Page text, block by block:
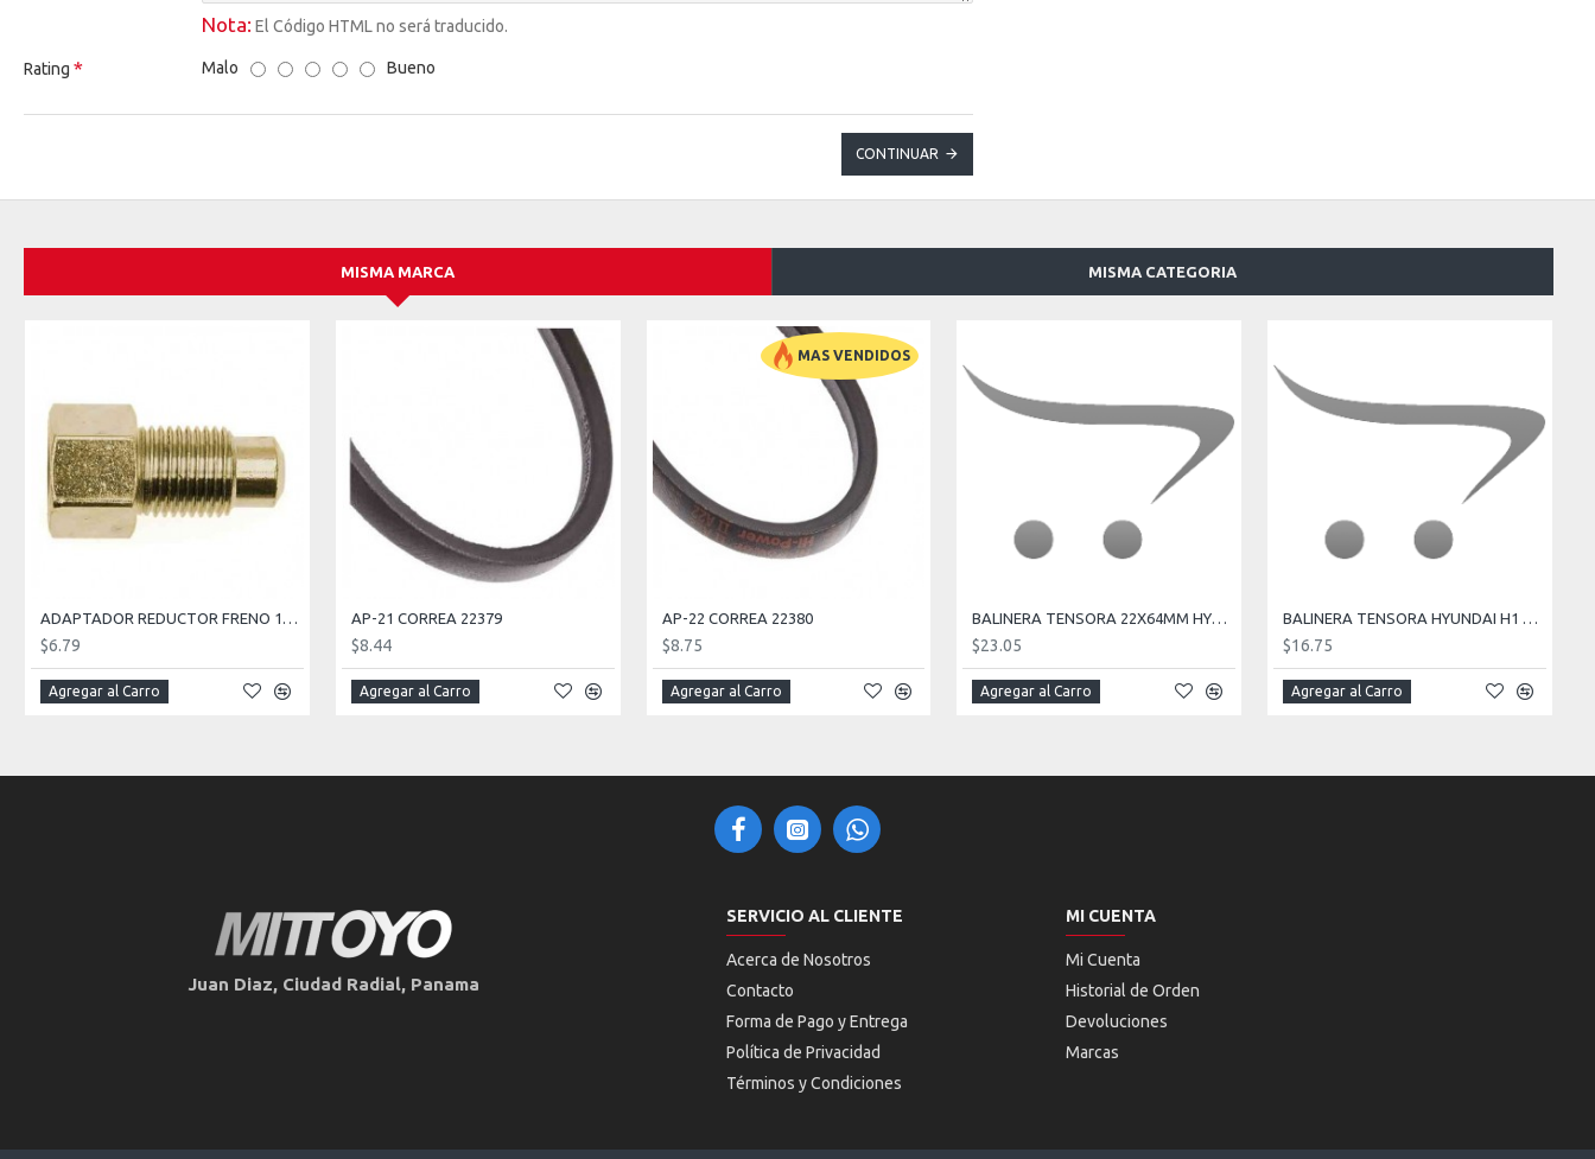
Nota: El Código HTML no será traducido.
Rating Malo Bueno
CONTINUAR
MISMA MARCA MISMA CATEGORIA
ADAPTADOR REDUCTOR FRENO 12 MM MACHO 10 MM HEMBRA
$6.79
Agregar al Carro
AP-21 CORREA 22379
$8.44
Agregar al Carro
MAS VENDIDOS
AP-22 CORREA 22380
$8.75
Agregar al Carro
BALINERA TENSORA 22X64MM HYUNDAI H1 H350 2015- 25286-4A030 25286-4A000
$23.05
Agregar al Carro
BALINERA TENSORA HYUNDAI H1 H350 2007-2015 2015- H100 2006-2016 2017- H350 2015- 25288-4A010
$16.75
Agregar al Carro
Juan Diaz, Ciudad Radial, Panama
SERVICIO AL CLIENTE
Acerca de Nosotros
Contacto
Forma de Pago y Entrega
Política de Privacidad
Términos y Condiciones
MI CUENTA
Mi Cuenta
Historial de Orden
Devoluciones
Marcas